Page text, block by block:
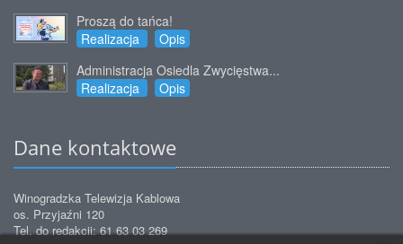
Proszą do tańca!
Realizacja
Opis
Administracja Osiedla Zwycięstwa...
Realizacja
Opis
Dane kontaktowe
Winogradzka Telewizja Kablowa
os. Przyjaźni 120
Tel. do redakcji: 61 63 03 269